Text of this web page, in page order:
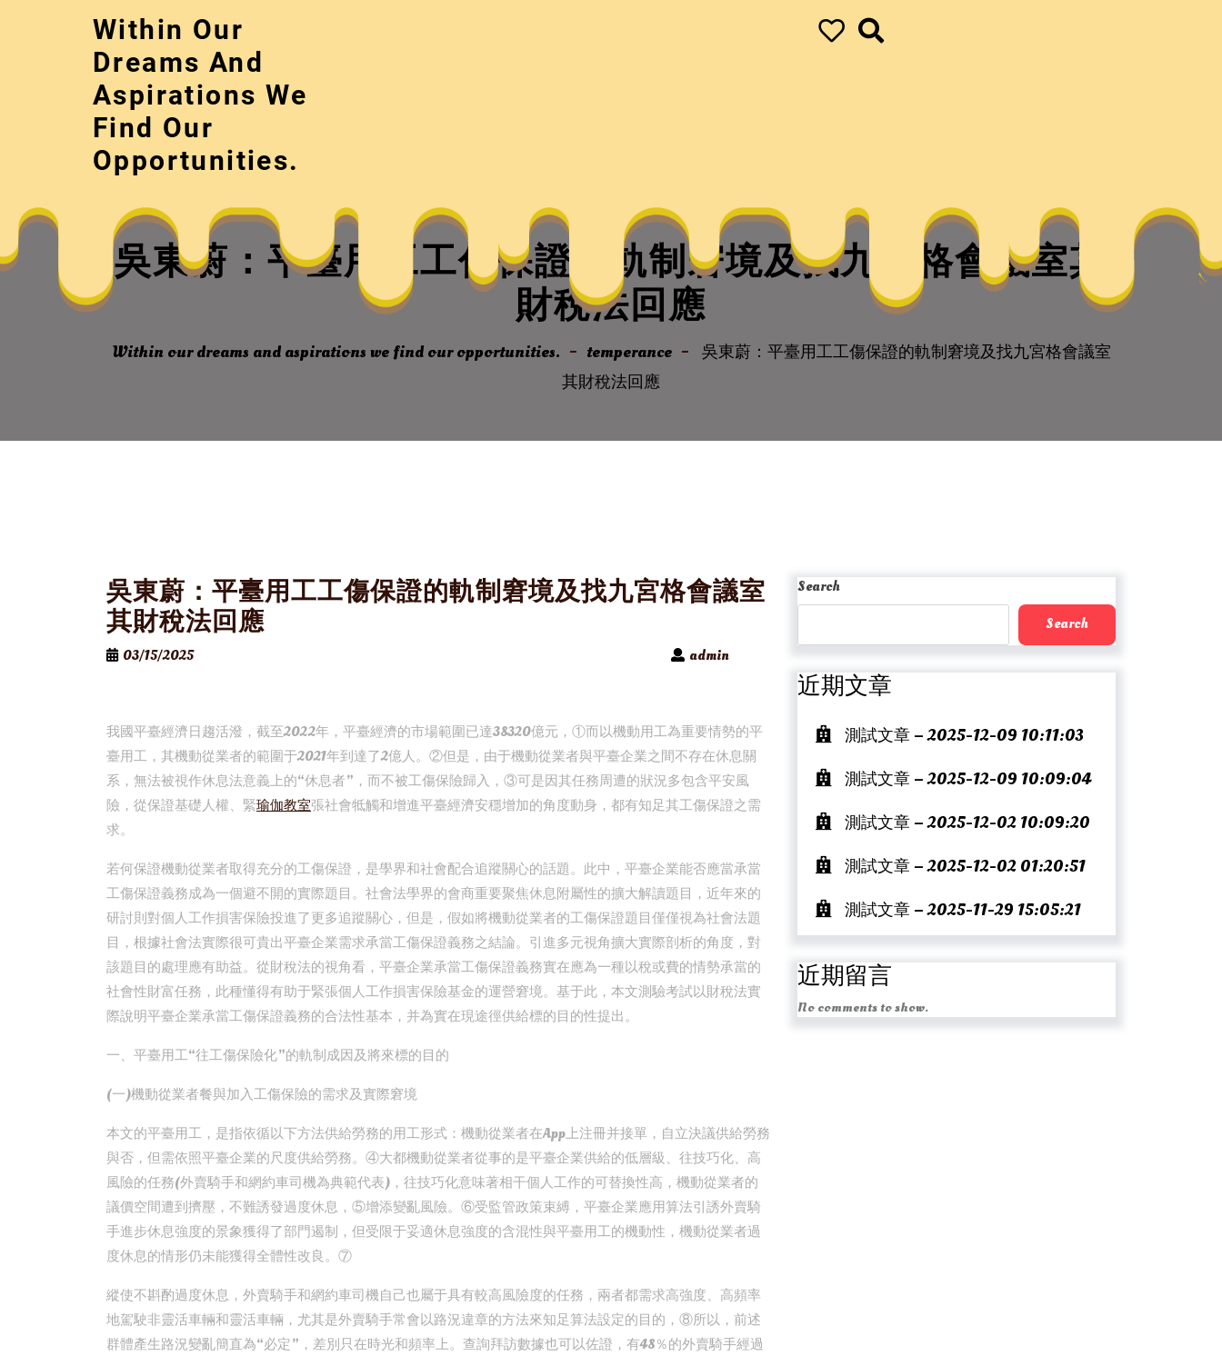
Within Our
Dreams And
Aspirations We
Find Our
Opportunities.
吳東蔚：平臺用工工傷保證的軌制窘境及找九宮格會議室其
財稅法回應
Within our dreams and aspirations we find our opportunities. temperance
吳東蔚：平臺用工工傷保證的軌制窘境及找九宮格會議室
其財稅法回應
吳東蔚：平臺用工工傷保證的軌制窘境及找九宮格會議室
其財稅法回應
03/15/2025 admin
我國平臺經濟日趨活潑，截至2022年，平臺經濟的市場範圍已達38320億元，①而以機動用工為重要情勢的平
臺用工，其機動從業者的範圍于2021年到達了2億人。②但是，由于機動從業者與平臺企業之間不存在休息關
系，無法被視作休息法意義上的“休息者”，而不被工傷保險歸入，③可是因其任務周遭的狀況多包含平安風
險，從保證基礎人權、緊瑜伽教室張社會牴觸和增進平臺經濟安穩增加的角度動身，都有知足其工傷保證之需
求。
若何保證機動從業者取得充分的工傷保證，是學界和社會配合追蹤關心的話題。此中，平臺企業能否應當承當
工傷保證義務成為一個避不開的實際題目。社會法學界的會商重要聚焦休息附屬性的擴大解讀題目，近年來的
研討則對個人工作損害保險投進了更多追蹤關心，但是，假如將機動從業者的工傷保證題目僅僅視為社會法題
目，根據社會法實際很可貴出平臺企業需求承當工傷保證義務之結論。引進多元視角擴大實際剖析的角度，對
該題目的處理應有助益。從財稅法的視角看，平臺企業承當工傷保證義務實在應為一種以稅或費的情勢承當的
社會性財富任務，此種懂得有助于緊張個人工作損害保險基金的運營窘境。基于此，本文測驗考試以財稅法實
際說明平臺企業承當工傷保證義務的合法性基本，并為實在現途徑供給標的目的性提出。
一、平臺用工“往工傷保險化”的軌制成因及將來標的目的
(一)機動從業者餐與加入工傷保險的需求及實際窘境
本文的平臺用工，是指依循以下方法供給勞務的用工形式：機動從業者在App上注冊并接單，自立決議供給勞務
與否，但需依照平臺企業的尺度供給勞務。④大都機動從業者從事的是平臺企業供給的低層級、往技巧化、高
風險的任務(外賣騎手和網約車司機為典範代表)，往技巧化意味著相干個人工作的可替換性高，機動從業者的
議價空間遭到擠壓，不難誘發過度休息，⑤增添變亂風險。⑥受監管政策束縛，平臺企業應用算法引誘外賣騎
手進步休息強度的景象獲得了部門遏制，但受限于妥適休息強度的含混性與平臺用工的機動性，機動從業者過
度休息的情形仍未能獲得全體性改良。⑦
縱使不斟酌過度休息，外賣騎手和網約車司機自己也屬于具有較高風險度的任務，兩者都需求高強度、高頻率
地駕駛非靈活車輛和靈活車輛，尤其是外賣騎手常會以路況違章的方法來知足算法設定的目的，⑧所以，前述
群體產生路況變亂簡直為“必定”，差別只在時光和頻率上。查詢拜訪數據也可以佐證，有48％的外賣騎手經過
Search
Search
近期文章
測試文章 – 2025-12-09 10:11:03
測試文章 – 2025-12-09 10:09:04
測試文章 – 2025-12-02 10:09:20
測試文章 – 2025-12-02 01:20:51
測試文章 – 2025-11-29 15:05:21
近期留言
No comments to show.